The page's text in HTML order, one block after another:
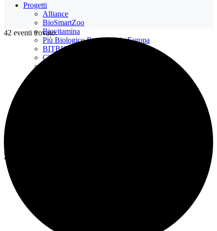
Progetti
Alliance
BioSmartZoo
Biovitamina
Più Biologico Regionale in Europa
BITBIO
ClimateSmartAdvisors
42 eventi trovato.